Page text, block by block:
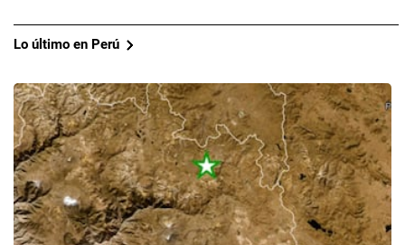
Lo último en Perú